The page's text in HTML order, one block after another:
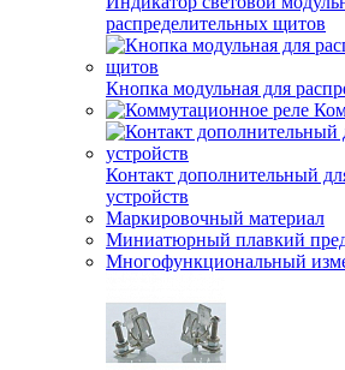
распределительных щитов
Кнопка модульная для
Контакт дополнительный
устройств
Маркировочный материал
Миниатюрный плавкий
Многофункциональный